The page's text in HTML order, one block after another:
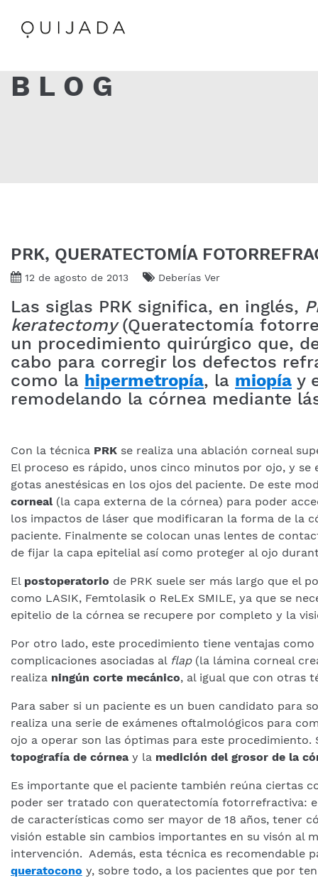
BLOG
PRK, QUERATECTOMÍA
12 de agosto de 2013 Deberías Ver
Las siglas PRK significa, en inglés,
keratectomy(Queratectomía
un procedimiento quirúrgico que,
cabo para corregir los defectos
como la hipermetropía, la miopía y
remodelando la córnea mediante
Con la técnica PRK se realiza una ablación corneal
El proceso es rápido, unos cinco minutos por ojo, y se
gotas anestésicas en los ojos del paciente. De este
corneal(la capa externa de la córnea) para poder
los impactos de láser que modificaran la forma de la
paciente. Finalmente se colocan unas lentes de
de fijar la capa epitelial así como proteger al ojo
El postoperatorio de PRK suele ser más largo que el
como LASIK, Femtolasik o ReLEx SMILE, ya que se
epitelio de la córnea se recupere por completo y la
Por otro lado, este procedimiento tiene ventajas
complicaciones asociadas al flap(la lámina corneal
realiza ningún corte mecánico, al igual que con otras
Para saber si un paciente es un buen candidato para
realiza una serie de exámenes oftalmológicos para
ojo a operar son las óptimas para este procedimiento.
topografía de córneay la medición del grosor de la
Es importante que el paciente también reúna ciertas
poder ser tratado con queratectomía fotorrefractiva:
de características como ser mayor de 18 años, tener
visión estable sin cambios importantes en su visón al
intervención. Además, esta técnica es recomendable
queratocono y, sobre todo, a los pacientes que por